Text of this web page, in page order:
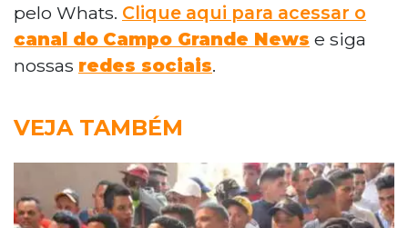
pelo Whats. Clique aqui para acessar o
canal do Campo Grande News e siga
nossas redes sociais.
VEJA TAMBÉM